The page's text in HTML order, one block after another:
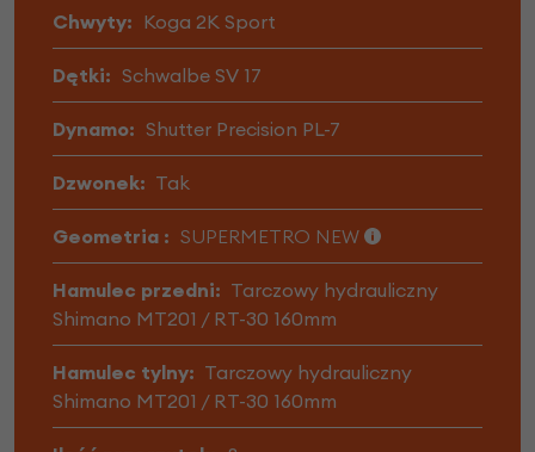
Chwyty: Koga 2K Sport
Dętki: Schwalbe SV 17
Dynamo: Shutter Precision PL-7
Dzwonek: Tak
Geometria : SUPERMETRO NEW
Hamulec przedni: Tarczowy hydrauliczny
Shimano MT201 / RT-30 160mm
Hamulec tylny: Tarczowy hydrauliczny
Shimano MT201 / RT-30 160mm